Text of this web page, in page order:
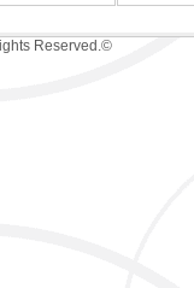
Reserved.©